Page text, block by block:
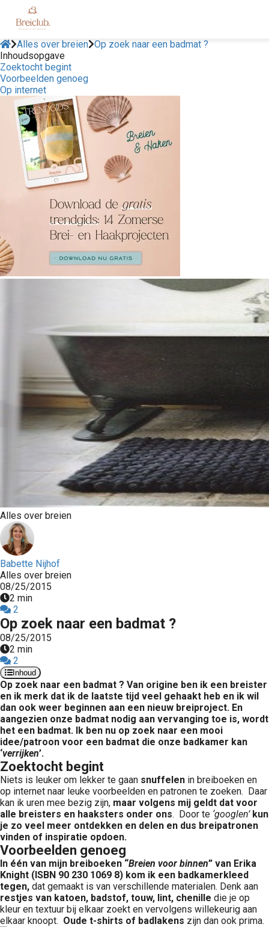
Alles over breien Op zoek naar een badmat ?
Inhoudsopgave
Zoektocht begint
Voorbeelden genoeg
Op internet
Alles over breien
Babette Nijhof
Alles over breien
08/25/2015
2 min
2
Op zoek naar een badmat ?
08/25/2015
2 min
2
Inhoud
Op zoek naar een badmat ? Van origine ben ik een breister
en ik merk dat ik de laatste tijd veel gehaakt heb en ik wil
dan ook weer beginnen aan een nieuw breiproject. En
aangezien onze badmat nodig aan vervanging toe is, wordt
het een badmat. Ik ben nu op zoek naar een mooi
idee/patroon voor een badmat die onze badkamer kan
‘verrijken’.
Zoektocht begint
Niets is leuker om lekker te gaan snuffelen in breiboeken en
op internet naar leuke voorbeelden en patronen te zoeken. Daar
kan ik uren mee bezig zijn, maar volgens mij geldt dat voor
alle breisters en haaksters onder ons. Door te ‘googlen’kun
je zo veel meer ontdekken en delen en dus breipatronen
vinden of inspiratie opdoen.
Voorbeelden genoeg
In één van mijn breiboeken “Breien voor binnen” van Erika
Knight (ISBN 90 230 1069 8) kom ik een badkamerkleed
tegen, dat gemaakt is van verschillende materialen. Denk aan
restjes van katoen, badstof, touw, lint, chenille die je op
kleur en textuur bij elkaar zoekt en vervolgens willekeurig aan
elkaar knoopt. Oude t-shirts of badlakens zijn dan ook prima.